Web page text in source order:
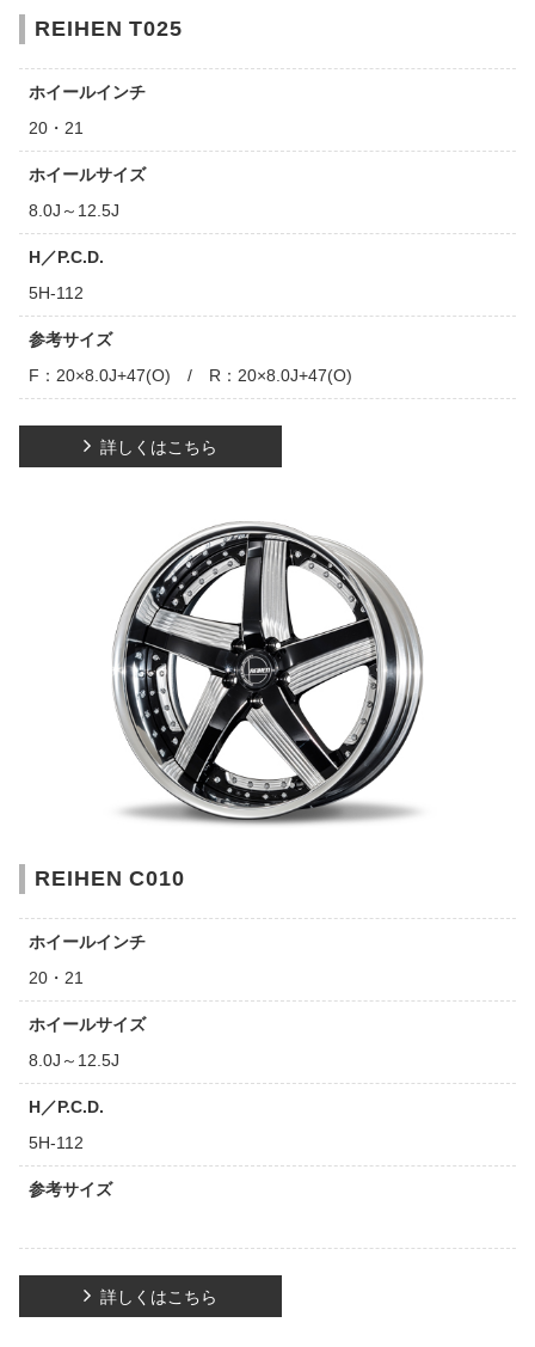
REIHEN T025
ホイールインチ
20・21
ホイールサイズ
8.0J～12.5J
H／P.C.D.
5H-112
参考サイズ
F：20×8.0J+47(O) / R：20×8.0J+47(O)
詳しくはこちら
REIHEN C010
ホイールインチ
20・21
ホイールサイズ
8.0J～12.5J
H／P.C.D.
5H-112
参考サイズ
詳しくはこちら